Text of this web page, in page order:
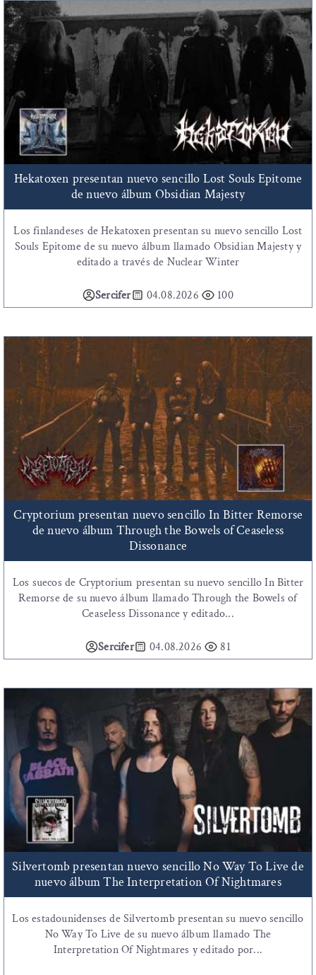
Hekatoxen presentan nuevo sencillo Lost Souls Epitome
de nuevo álbum Obsidian Majesty
Los finlandeses de Hekatoxen presentan su nuevo sencillo Lost
Souls Epitome de su nuevo álbum llamado Obsidian Majesty y
editado a través de Nuclear Winter
Sercifer 04.08.2026 100
Cryptorium presentan nuevo sencillo In Bitter Remorse
de nuevo álbum Through the Bowels of Ceaseless
Dissonance
Los suecos de Cryptorium presentan su nuevo sencillo In Bitter
Remorse de su nuevo álbum llamado Through the Bowels of
Ceaseless Dissonance y editado...
Sercifer 04.08.2026 81
Silvertomb presentan nuevo sencillo No Way To Live de
nuevo álbum The Interpretation Of Nightmares
Los estadounidenses de Silvertomb presentan su nuevo sencillo
No Way To Live de su nuevo álbum llamado The
Interpretation Of Nightmares y editado por...